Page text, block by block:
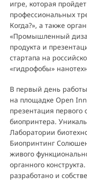
игре, которая
профессиональных
Когда?», а также
«Промышленный
продукта и
стартапа на
«гидрофобы»
В первый день
на площадке Open
презентация первого
биопринтера.
Лаборатории
Биопринтинг
живого
органного
разработано и